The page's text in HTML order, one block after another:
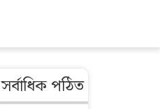
সর্বাধিক পঠিত